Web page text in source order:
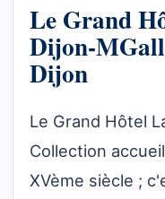
Le Grand
Dijon-
Dijon
Le Grand Hôtel
Collection
XVème siècle ;